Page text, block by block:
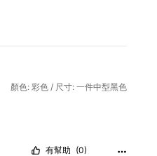
顏色: 彩色 / 尺寸: 一件中型黑色
有幫助 (0)